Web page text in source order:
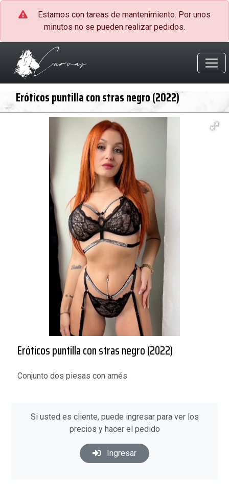
Estamos con tareas de mantenimiento. Por unos
minutos no se pueden realizar pedidos.
Eróticos puntilla con stras negro (2022)
Eróticos puntilla con stras negro (2022)
Conjunto dos piesas con arnés
Si usted es cliente, puede ingresar para ver los
precios y hacer el pedido
Ingresar